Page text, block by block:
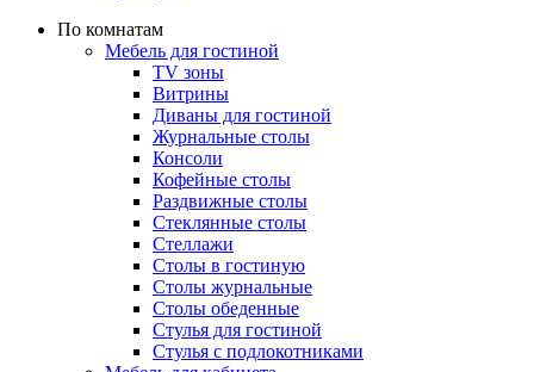
По комнатам
Мебель для гостиной
TV зоны
Витрины
Диваны для гостиной
Журнальные столы
Консоли
Кофейные столы
Раздвижные столы
Стеклянные столы
Стеллажи
Столы в гостиную
Столы журнальные
Столы обеденные
Стулья для гостиной
Стулья с подлокотниками